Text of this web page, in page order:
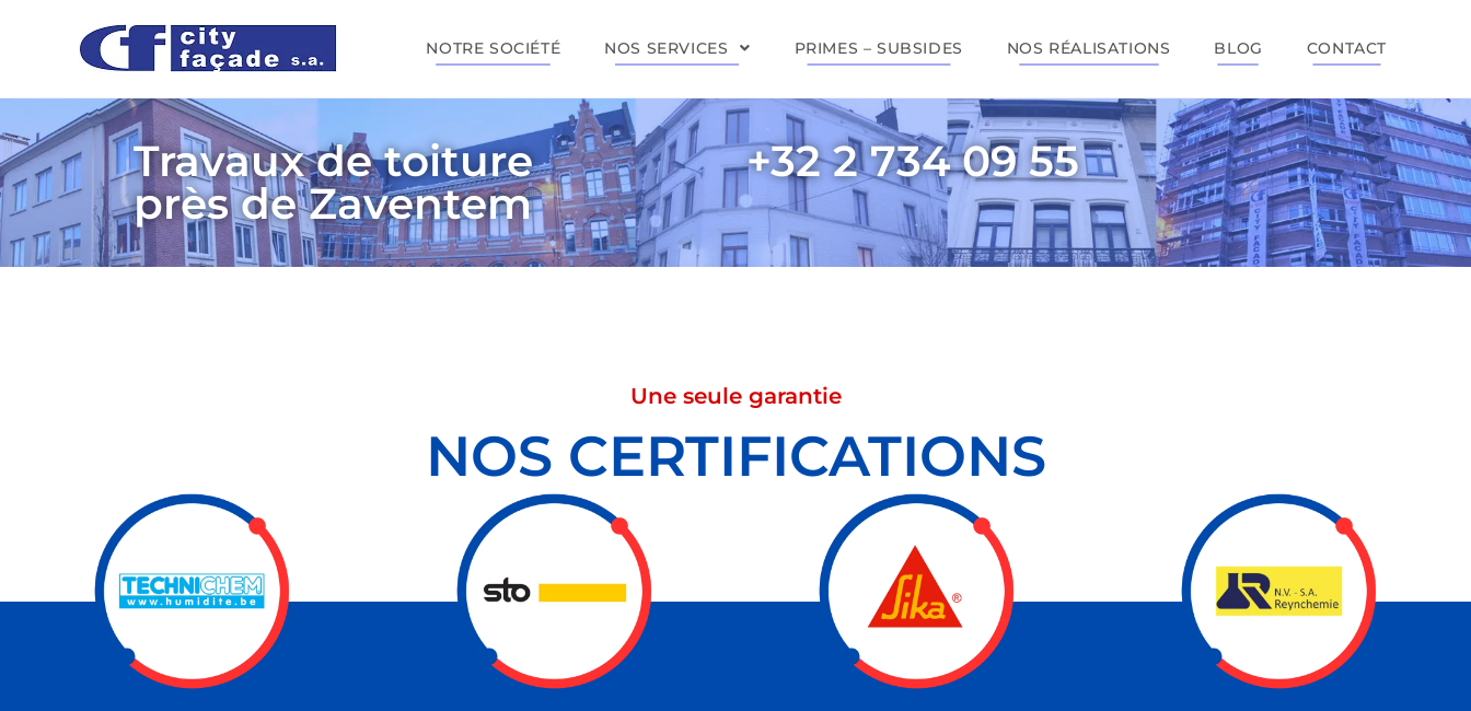
NOTRE SOCIÉTÉ NOS SERVICES PRIMES – SUBSIDES NOS RÉALISATIONS BLOG CONTACT
Travaux de toiture
près de Zaventem
+32 2 734 09 55
Une seule garantie
NOS CERTIFICATIONS